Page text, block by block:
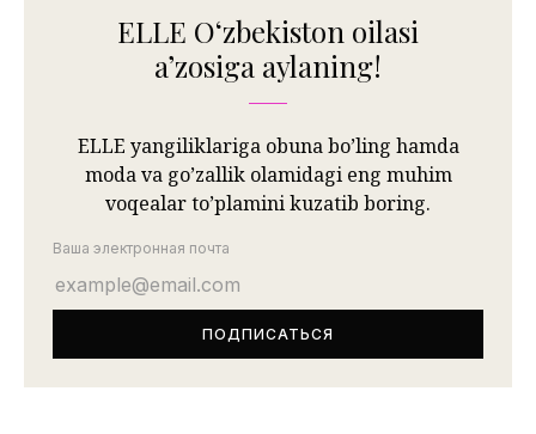
ELLE Oʻzbekiston oilasi
aʼzosiga aylaning!
ELLE yangiliklariga obuna bo’ling hamda
moda va go’zallik olamidagi eng muhim
voqealar to’plamini kuzatib boring.
Ваша электронная почта